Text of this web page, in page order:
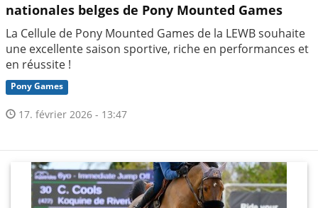
nationales belges de Pony Mounted Games
La Cellule de Pony Mounted Games de la LEWB souhaite
une excellente saison sportive, riche en performances et
en réussite !
Pony Games
17. février 2026 - 13:47